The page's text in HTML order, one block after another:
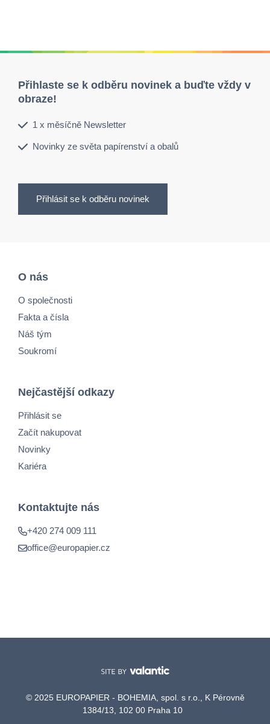
Přihlaste se k odběru novinek a buďte vždy v
obraze!
1 x měsíčně Newsletter
Novinky ze světa papírenství a obalů
Přihlásit se k odběru novinek
O nás
O společnosti
Fakta a čísla
Náš tým
Soukromí
Nejčastější odkazy
Přihlásit se
Začít nakupovat
Novinky
Kariéra
Kontaktujte nás
+420 274 009 111
office@europapier.cz
© 2025 EUROPAPIER - BOHEMIA, spol. s r.o., K Pérovně
1384/13, 102 00 Praha 10